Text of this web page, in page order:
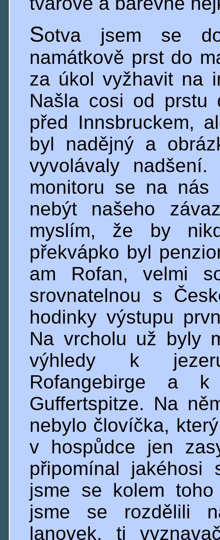
Sotva jsem se
namátkově prst do
za úkol vyžhavit na
Našla cosi od prstu
před Innsbruckem,
byl nadějný a
vyvolávaly
monitoru se na nás
nebýt našeho
myslím, že by
překvápko byl
am Rofan, velmi
srovnatelnou s
hodinky výstupu
Na vrcholu už byly
výhledy k
Rofangebirge a
Guffertspitze. Na
nebylo človíčka,
v hospůdce jen
připomínal jakéhosi
jsme se kolem
jsme se rozdělili
lanovek, ti